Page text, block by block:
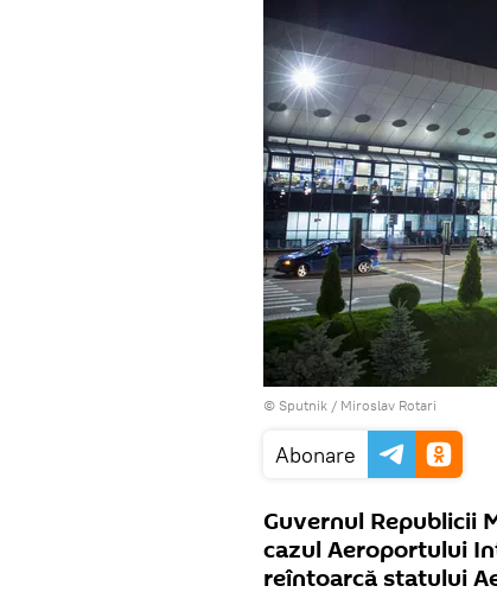
© Sputnik / Miroslav Rotari
Abonare
Guvernul Republicii
cazul Aeroportului
reîntoarcă statului